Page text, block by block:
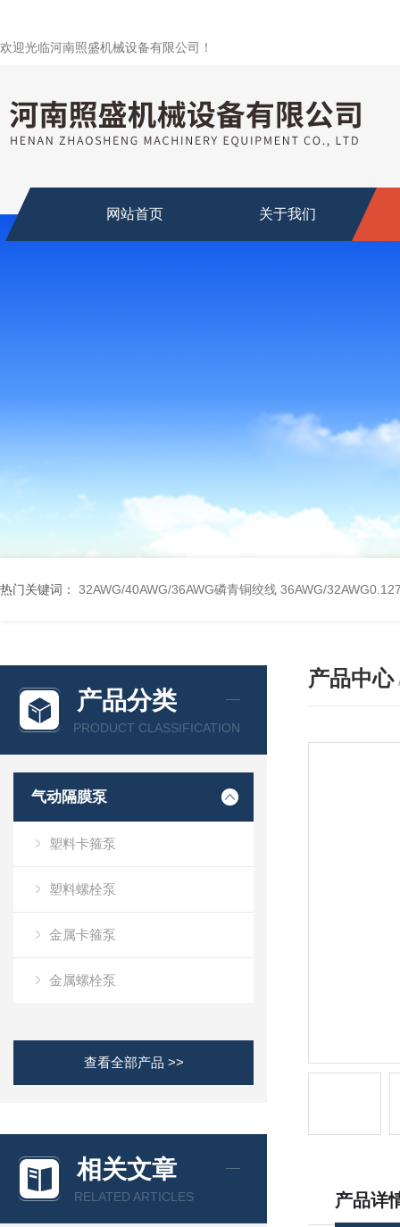
欢迎光临河南照盛机械设备有限公司！
网站首页 关于我们
热门关键词： 32AWG/40AWG/36AWG磷青铜绞线 36AWG/
产品分类
PRODUCT CLASSIFICATION
气动隔膜泵
塑料卡箍泵
塑料螺栓泵
金属卡箍泵
金属螺栓泵
查看全部产品 >>
相关文章
RELATED ARTICLES
产品中心
产品详